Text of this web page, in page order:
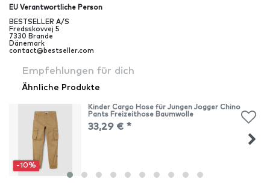
EU Verantwortliche Person
BESTSELLER A/S
Fredsskovvej 5
7330 Brande
Dänemark
contact@bestseller.com
Empfehlungen für dich
Ähnliche Produkte
-10%
Kinder Cargo Hose für Jungen Jogger Chino
Pants Freizeithose Baumwolle
33,29 € *